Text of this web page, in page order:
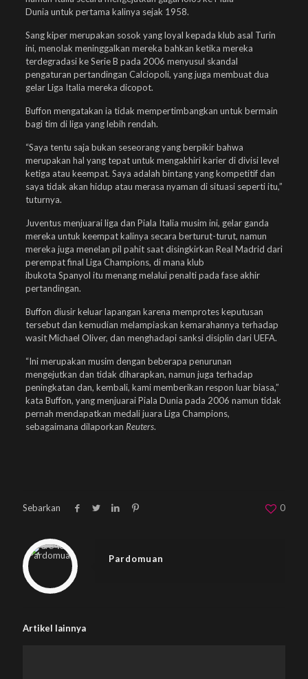
Dunia untuk pertama kalinya sejak 1958.
Sang kiper merupakan sosok yang loyal kepada klub asal Turin
ini, menolak meninggalkan mereka bahkan ketika mereka
terdegradasi ke Serie B pada 2006 menyusul skandal
pengaturan pertandingan Calciopoli, yang juga membuat dua
gelar Liga Italia mereka dicopot.
Buffon mengatakan ia tidak mempertimbangkan untuk bermain
bagi tim di liga yang lebih rendah.
“Saya tentu saja bukan seseorang yang berpikir bahwa
merupakan hal yang tepat untuk mengakhiri karier di divisi level
ketiga atau keempat. Saya adalah bintang yang kompetitif dan
saya tidak akan hidup atau merasa nyaman di situasi seperti itu,”
tuturnya.
Juventus menjuarai liga dan Piala Italia musim ini, gelar ganda
mereka untuk keempat kalinya secara berturut-turut, namun
mereka juga menelan pil pahit saat disingkirkan Real Madrid dari
perempat final Liga Champions, di mana klub
ibukota Spanyol itu menang melalui penalti pada fase akhir
pertandingan.
Buffon diusir keluar lapangan karena memprotes keputusan
tersebut dan kemudian melampiaskan kemarahannya terhadap
wasit Michael Oliver, dan menghadapi sanksi disiplin dari UEFA.
“Ini merupakan musim dengan beberapa penurunan
mengejutkan dan tidak diharapkan, namun juga terhadap
peningkatan dan, kembali, kami memberikan respon luar biasa,”
kata Buffon, yang menjuarai Piala Dunia pada 2006 namun tidak
pernah mendapatkan medali juara Liga Champions,
sebagaimana dilaporkan Reuters.
Sebarkan 0
Warning
: Trying to access array offset on null in
/home/u833233641/domains/beplus.id/public_html/wp-content/themes/betheme/includes/content-single.php
on line
286
Pardomuan
Artikel lainnya